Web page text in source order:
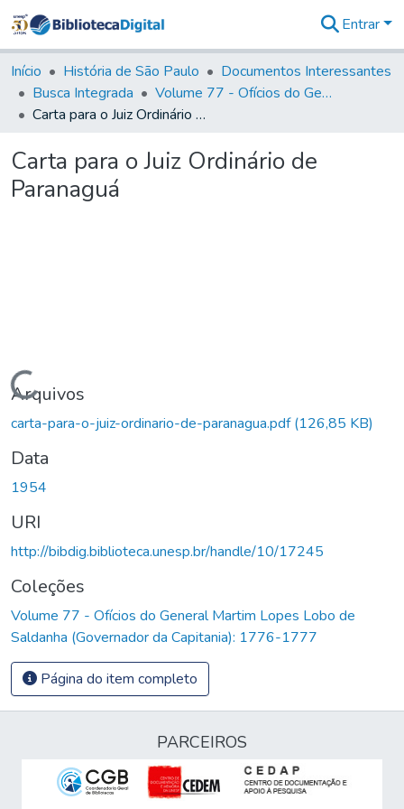
&
Coleções
Tudo na
Biblioteca
Estatísticas
Entrar
Início História de São Paulo
Documentos Interessantes
Busca Integrada
Volume 77 - Ofícios do General Martim Lopes Lobo de Saldanha (Governador da Capitania): 1776-1777
Carta para o Juiz Ordinário de Paranaguá
Carta para o Juiz Ordinário de
Paranaguá
Carregando...
Arquivos
carta-para-o-juiz-ordinario-de-paranagua.pdf(126,85 KB)
Data
1954
URI
http://bibdig.biblioteca.unesp.br/handle/10/17245
Coleções
Volume 77 - Ofícios do General Martim Lopes Lobo de
Saldanha (Governador da Capitania): 1776-1777
Página do item completo
PARCEIROS